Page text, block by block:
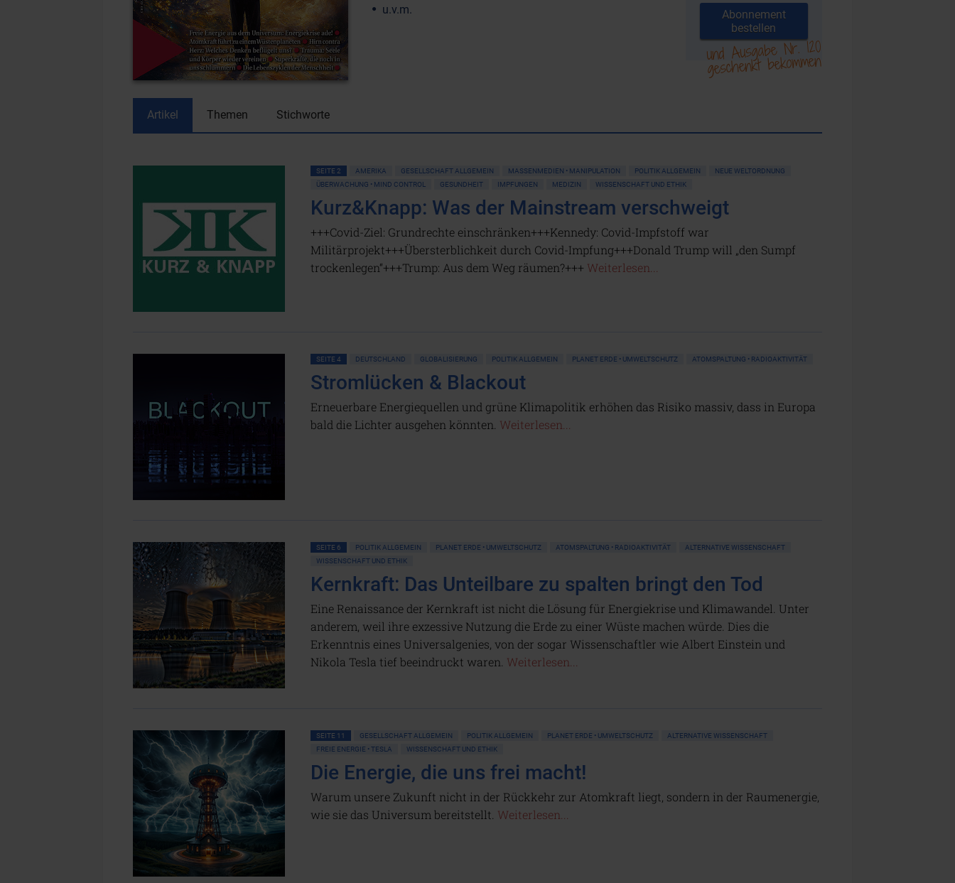
u.v.m.
Abonnement
bestellen
und Ausgabe Nr. 120
geschenkt bekommen
Artikel Themen Stichworte
SEITE 2 AMERIKA GESELLSCHAFT ALLGEMEIN MASSENMEDIEN • MANIPULATION POLITIK ALLGEMEIN
NEUE WELTORDNUNG
ÜBERWACHUNG • MIND CONTROL
GESUNDHEIT IMPFUNGEN MEDIZIN WISSENSCHAFT UND ETHIK
Kurz&Knapp: Was der Mainstream verschweigt
+++Covid-Ziel: Grundrechte einschränken+++Kennedy: Covid-Impfstoff war
Militärprojekt+++Übersterblichkeit durch Covid-Impfung+++Donald Trump will „den Sumpf
trockenlegen“+++Trump: Aus dem Weg räumen?+++ Weiterlesen...
SEITE 4 DEUTSCHLAND GLOBALISIERUNG POLITIK ALLGEMEIN PLANET ERDE • UMWELTSCHUTZ ATOMSPALTUNG • RADIOAKTIVITÄT
Stromlücken & Blackout
Erneuerbare Energiequellen und grüne Klimapolitik erhöhen das Risiko massiv, dass in Europa
bald die Lichter ausgehen könnten. Weiterlesen...
SEITE 6 POLITIK ALLGEMEIN PLANET ERDE • UMWELTSCHUTZ ATOMSPALTUNG • RADIOAKTIVITÄT
ALTERNATIVE WISSENSCHAFT
WISSENSCHAFT UND ETHIK
Kernkraft: Das Unteilbare zu spalten bringt den Tod
Eine Renaissance der Kernkraft ist nicht die Lösung für Energiekrise und Klimawandel. Unter
anderem, weil ihre exzessive Nutzung die Erde zu einer Wüste machen würde. Dies die
Erkenntnis eines Universalgenies, von der sogar Wissenschaftler wie Albert Einstein und
Nikola Tesla tief beeindruckt waren. Weiterlesen...
SEITE 11 GESELLSCHAFT ALLGEMEIN POLITIK ALLGEMEIN PLANET ERDE • UMWELTSCHUTZ
ALTERNATIVE WISSENSCHAFT
FREIE ENERGIE • TESLA
WISSENSCHAFT UND ETHIK
Die Energie, die uns frei macht!
Warum unsere Zukunft nicht in der Rückkehr zur Atomkraft liegt, sondern in der Raumenergie,
wie sie das Universum bereitstellt. Weiterlesen...